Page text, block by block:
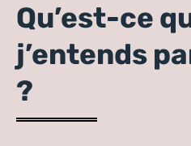
Qu’est-ce
j’entends
?